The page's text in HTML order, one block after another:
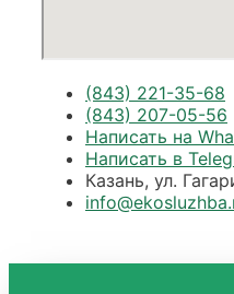
(843) 221-35-68
(843) 207-05-56
Написать на
Написать в
Казань, ул.